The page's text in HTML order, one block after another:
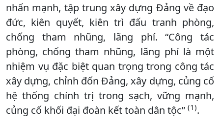
nhấn mạnh, tập trung xây dựng Đảng về đạo
đức, kiên quyết, kiên trì đấu tranh phòng,
chống tham nhũng, lãng phí. “Công tác
phòng, chống tham nhũng, lãng phí là một
nhiệm vụ đặc biệt quan trọng trong công tác
xây dựng, chỉnh đốn Đảng, xây dựng, củng cố
hệ thống chính trị trong sạch, vững mạnh,
củng cố khối đại đoàn kết toàn dân tộc” (1).